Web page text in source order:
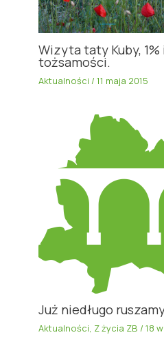
Wizyta taty Kuby,
tożsamości.
Aktualności /11 maja 2015
Już niedługo
Aktualności, Z życia ZB /18